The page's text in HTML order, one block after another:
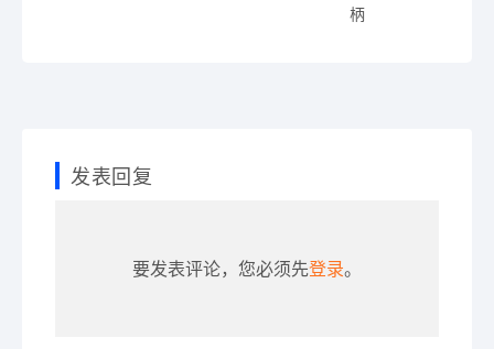
柄
发表回复
要发表评论，您必须先登录。